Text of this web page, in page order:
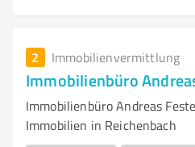
2 Immobilienvermittlung
Immobilienbüro
Immobilienbüro Andreas
Immobilien in Reichenbach